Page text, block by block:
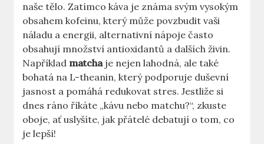
naše tělo. ⁤Zatímco káva je známa svým​ vysokým
obsahem kofeinu, který může povzbudit vaši
náladu a energii, alternativní nápoje často
obsahují množství antioxidantů a dalších živin.
Například matcha⁢je nejen lahodná, ale také⁢
bohatá na L-theanin, který podporuje duševní
jasnost a pomáhá ⁤redukovat stres.‌ Jestliže si
dnes ráno říkáte „kávu nebo matchu?“, zkuste
oboje, ať ​uslyšíte, jak přátelé debatují​ o tom, co⁢
je lepší!